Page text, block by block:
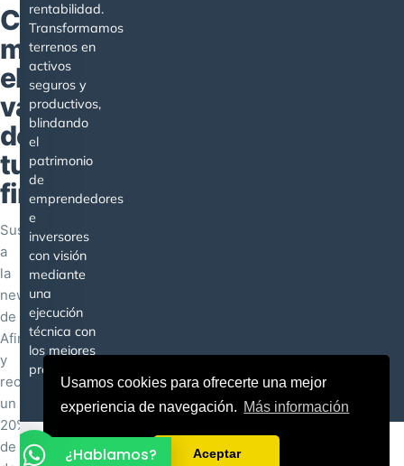
Usamos cookies para ofrecerte una mejor
experiencia de navegación. Más información
Aceptar
rentabilidad.
Transformamos
terrenos en
activos
seguros y
productivos,
blindando
el
patrimonio
de
emprendedores
e
inversores
con visión
mediante
una
ejecución
técnica con
los mejores
profesionales.
Diseño web
Grartwork
¿Hablamos?
Conoce
mejor
el
valor
de
tu
finca
Suscríbete
a
la
newsletter
de
Afinca
y
recibe
un
20%
de